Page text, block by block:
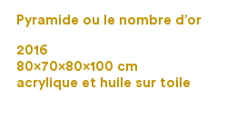
Pyramide ou le nombre d’or
2016
80×70×80×100 cm
acrylique et huile sur toile